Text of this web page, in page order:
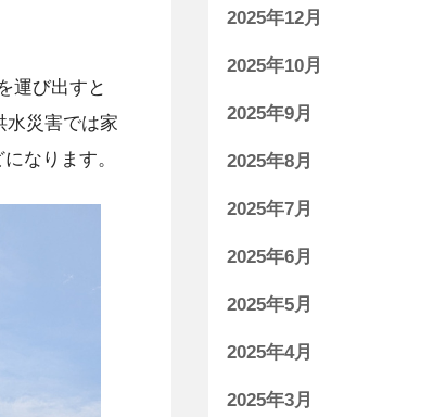
運び出すと
水災害では家
なります。
2025年12月
2025年10月
2025年9月
2025年8月
2025年7月
2025年6月
2025年5月
2025年4月
2025年3月